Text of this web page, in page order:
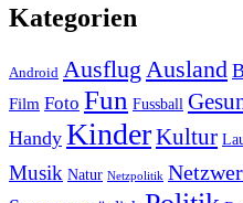
Kategorien
Android Ausflug Ausland
Film Foto Fun Fussball
Handy KinderKultur
Musik Natur Netzpolitik